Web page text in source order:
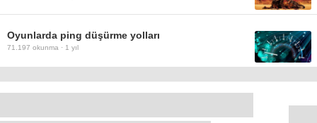
Oyunlarda ping düşürme yolları
71.197 okunma · 1 yıl